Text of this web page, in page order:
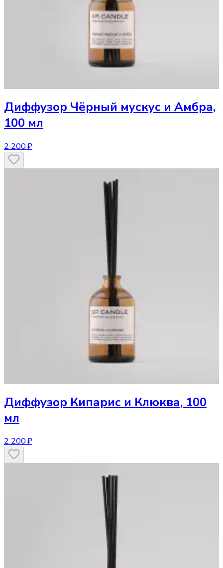
Диффузор Чёрный мускус и Амбра,
100 мл
2 200 ₽
Диффузор Кипарис и Клюква, 100
мл
2 200 ₽